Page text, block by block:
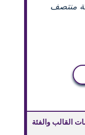
منتصف
القالب والفئة